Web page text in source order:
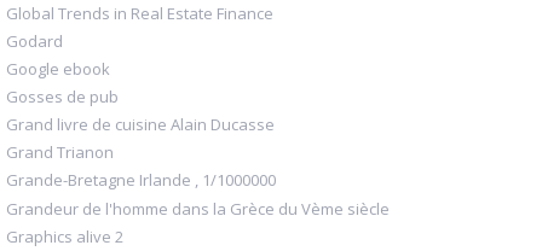
Global Trends in Real Estate Finance
Godard
Google ebook
Gosses de pub
Grand livre de cuisine Alain Ducasse
Grand Trianon
Grande-Bretagne Irlande , 1/1000000
Grandeur de l'homme dans la Grèce du Vème siècle
Graphics alive 2